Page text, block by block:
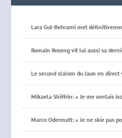
Lara Gut-Behrami met
Romain Roseng vit lui aussi sa
Le second slalom du Jaun en direct
Mikaela Shiffrin: « Je me sentais
Marco Odermatt: « Je ne skie pas